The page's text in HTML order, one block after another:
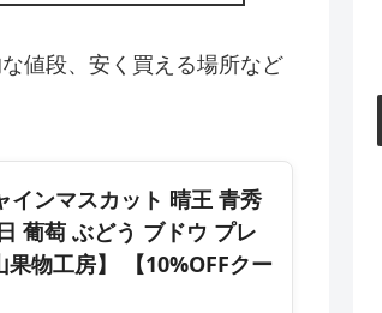
値段、安く買える場所など
インマスカット 晴王 青秀
葡萄 ぶどう ブドウ プレ
物工房】 【10%OFFクー